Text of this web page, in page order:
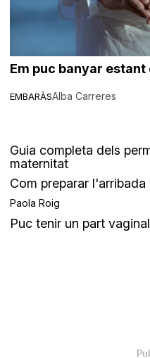
EMBARÀS
Em puc banyar
Alba Carreres
Guia completa dels
maternitat
Com preparar
Paola Roig
Puc tenir un part